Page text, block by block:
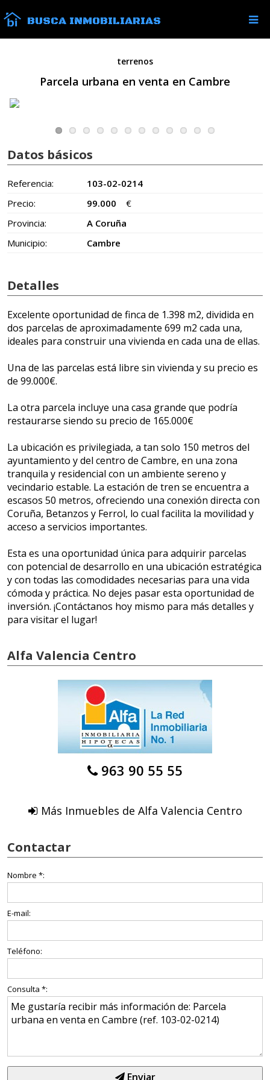
BUSCA INMOBILIARIAS
terrenos
Parcela urbana en venta en Cambre
Datos básicos
Referencia:
103-02-0214
Precio:
99.000
€
Provincia:
A Coruña
Municipio:
Cambre
Detalles
Excelente oportunidad de finca de 1.398 m2, dividida en
dos parcelas de aproximadamente 699 m2 cada una,
ideales para construir una vivienda en cada una de ellas.
Una de las parcelas está libre sin vivienda y su precio es
de 99.000€.
La otra parcela incluye una casa grande que podría
restaurarse siendo su precio de 165.000€
La ubicación es privilegiada, a tan solo 150 metros del
ayuntamiento y del centro de Cambre, en una zona
tranquila y residencial con un ambiente sereno y
vecindario estable. La estación de tren se encuentra a
escasos 50 metros, ofreciendo una conexión directa con
Coruña, Betanzos y Ferrol, lo cual facilita la movilidad y
acceso a servicios importantes.
Esta es una oportunidad única para adquirir parcelas
con potencial de desarrollo en una ubicación estratégica
y con todas las comodidades necesarias para una vida
cómoda y práctica. No dejes pasar esta oportunidad de
inversión. ¡Contáctanos hoy mismo para más detalles y
para visitar el lugar!
Alfa Valencia Centro
963 90 55 55
Más Inmuebles de Alfa Valencia Centro
Contactar
Nombre *:
E-mail:
Teléfono:
Consulta *:
Enviar